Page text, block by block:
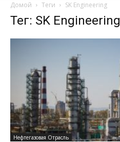
Домой Теги SK Engineering
Тег: SK Engineering
Нефтегазовая Отрасль